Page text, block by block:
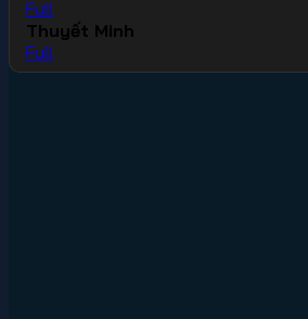
Full
Thuyết Minh
Full